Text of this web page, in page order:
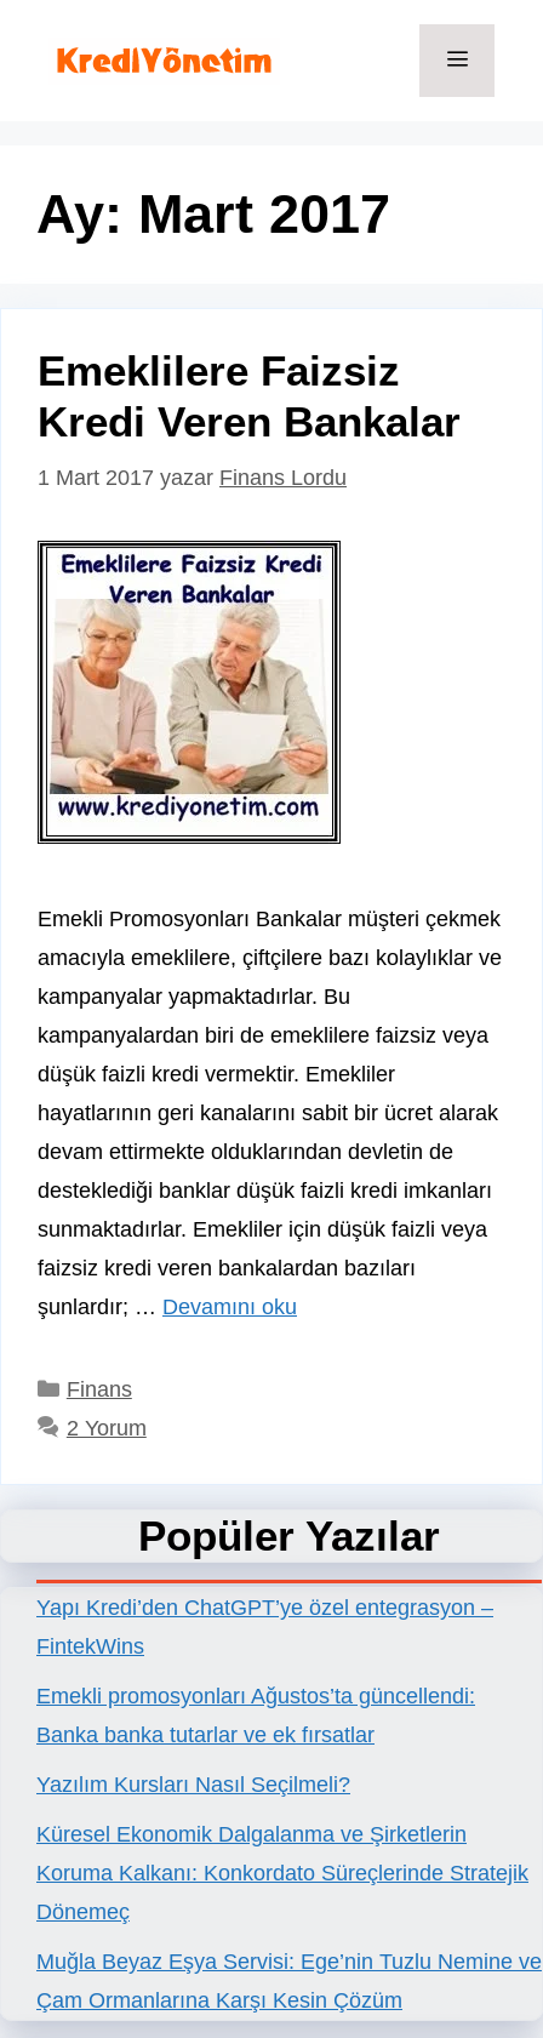
Ay: Mart 2017
Emeklilere Faizsiz
Kredi Veren Bankalar
1 Mart 2017 yazar Finans Lordu
Emekli Promosyonları Bankalar müşteri çekmek
amacıyla emeklilere, çiftçilere bazı kolaylıklar ve
kampanyalar yapmaktadırlar. Bu
kampanyalardan biri de emeklilere faizsiz veya
düşük faizli kredi vermektir. Emekliler
hayatlarının geri kanalarını sabit bir ücret alarak
devam ettirmekte olduklarından devletin de
desteklediği banklar düşük faizli kredi imkanları
sunmaktadırlar. Emekliler için düşük faizli veya
faizsiz kredi veren bankalardan bazıları
şunlardır; … Devamını oku
Kategoriler
Finans
2 Yorum
Popüler Yazılar
Yapı Kredi’den ChatGPT’ye özel entegrasyon –
FintekWins
Emekli promosyonları Ağustos’ta güncellendi:
Banka banka tutarlar ve ek fırsatlar
Yazılım Kursları Nasıl Seçilmeli?
Küresel Ekonomik Dalgalanma ve Şirketlerin
Koruma Kalkanı: Konkordato Süreçlerinde Stratejik
Dönemeç
Muğla Beyaz Eşya Servisi: Ege’nin Tuzlu Nemine ve
Çam Ormanlarına Karşı Kesin Çözüm